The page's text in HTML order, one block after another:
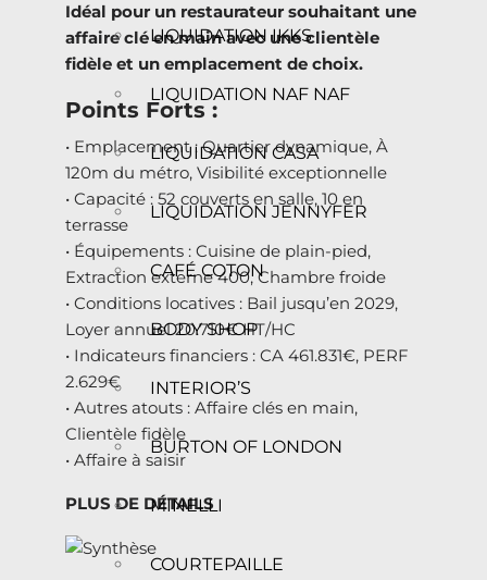
LIQUIDATION IKKS
LIQUIDATION NAF NAF
LIQUIDATION CASA
LIQUIDATION JENNYFER
CAFÉ COTON
BODY SHOP
INTERIOR’S
BURTON OF LONDON
MINELLI
COURTEPAILLE
Idéal pour un restaurateur souhaitant une
affaire clé en main avec une clientèle
fidèle et un emplacement de choix.
Points Forts :
• Emplacement : Quartier dynamique, À
120m du métro, Visibilité exceptionnelle
• Capacité : 52 couverts en salle, 10 en
terrasse
• Équipements : Cuisine de plain-pied,
Extraction externe 400, Chambre froide
• Conditions locatives : Bail jusqu’en 2029,
Loyer annuel 20.710€ HT/HC
• Indicateurs financiers : CA 461.831€, PERF
2.629€
• Autres atouts : Affaire clés en main,
Clientèle fidèle
• Affaire à saisir
PLUS DE DÉTAILS